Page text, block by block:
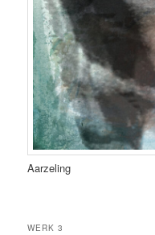
Aarzeling
WERK 3